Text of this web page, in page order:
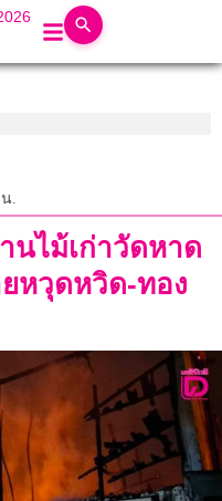
.
นไม้เก่าวัดหาด
หวุดหวิด-ทอง